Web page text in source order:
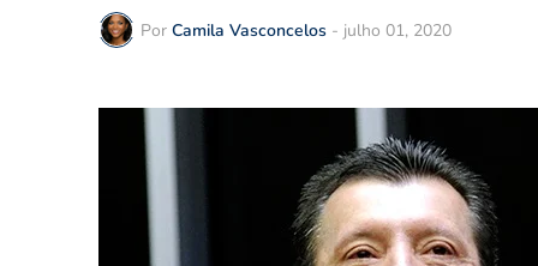
Por Camila Vasconcelos - julho 01, 2020